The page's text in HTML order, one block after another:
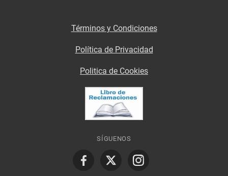
Términos y Condiciones
Política de Privacidad
Politica de Cookies
SÍGUENOS